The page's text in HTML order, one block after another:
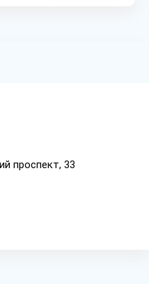
проспект, 33